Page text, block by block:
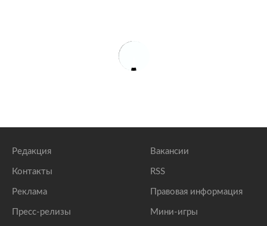
Редакция
Контакты
Реклама
Пресс-релизы
Вакансии
RSS
Правовая информация
Мини-игры